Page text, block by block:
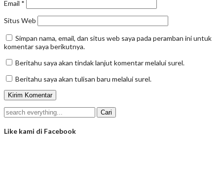
Email *
Situs Web
Simpan nama, email, dan situs web saya pada peramban ini untuk
komentar saya berikutnya.
Beritahu saya akan tindak lanjut komentar melalui surel.
Beritahu saya akan tulisan baru melalui surel.
Like kami di Facebook